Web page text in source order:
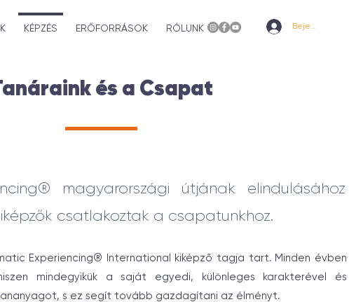
KÉPZÉS ERŐFORRÁSOK RÓLUNK Bejelentkezem
és a Csapat
magyarországi útjának elindulásához
csatlakoztak a csapatunkhoz.
Experiencing® International kiképző tagja tart. Minden évben
mindegyikük a saját egyedi, különleges karakterével és
s ez segít tovább gazdagítani az élményt.